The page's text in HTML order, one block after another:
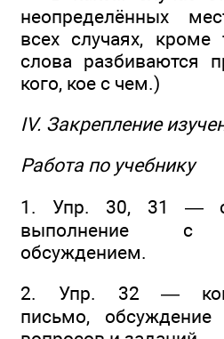
неопределённых
всех случаях, кроме
слова разбиваются
кого, кое с чем.)
IV. Закрепление
Работа по учебнику
1. Упр. 30, 31 —
выполнение с
обсуждением.
2. Упр. 32 —
письмо, обсуждение